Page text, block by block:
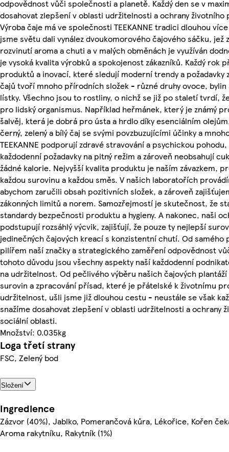
odpovědnost vůči společnosti a planetě. Každý den se v
dosahovat zlepšení v oblasti udržitelnosti a ochrany
Výroba čaje má ve společnosti TEEKANNE tradici dlouhou
jsme světu dali vynález dvoukomorového čajového sáčku, jež
rozvinutí aroma a chuti a v malých obměnách je využíván
je vysoká kvalita výrobků a spokojenost zákazníků. Každý rok
produktů a inovací, které sledují moderní trendy a požadavky
čajů tvoří mnoho přírodních složek - různé druhy ovoce, bylin
lístky. Všechno jsou to rostliny, o nichž se již po staletí tvrdí,
pro lidský organismus. Například heřmánek, který je známý
šalvěj, která je dobrá pro ústa a hrdlo díky esenciálním
černý, zelený a bílý čaj se svými povzbuzujícími účinky a
TEEKANNE podporují zdravé stravování a psychickou
každodenní požadavky na pitný režim a zároveň neobsahují
žádné kalorie. Nejvyšší kvalita produktu je naším závazkem,
každou surovinu a každou směs. V našich laboratořích
abychom zaručili obsah pozitivních složek, a zároveň
zákonných limitů a norem. Samozřejmostí je skutečnost, že
standardy bezpečnosti produktu a hygieny. A nakonec, naši
podstupují rozsáhlý výcvik, zajišťují, že pouze ty nejlepší
jedinečných čajových kreací s konzistentní chutí. Od samého
pilířem naší značky a strategického zaměření odpovědnost
tohoto důvodu jsou všechny aspekty naší každodenní
na udržitelnost. Od pečlivého výběru našich čajových plantáží
surovin a zpracování přísad, které je přátelské k životnímu
udržitelnost, ušli jsme již dlouhou cestu - neustále se však
snažíme dosahovat zlepšení v oblasti udržitelnosti a ochrany
sociální oblasti.
Množství: 0.035kg
Loga třetí strany
FSC, Zelený bod
Složení
Ingredience
Zázvor (40%), Jablko, Pomerančová kůra, Lékořice, Kořen
Aroma rakytníku, Rakytník (1%)